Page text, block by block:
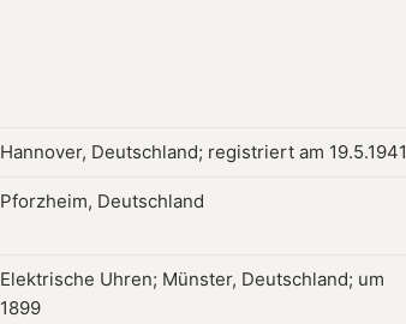
Hannover, Deutschland; registriert am 19.5.1941
Pforzheim, Deutschland
Elektrische Uhren; Münster, Deutschland; um
1899